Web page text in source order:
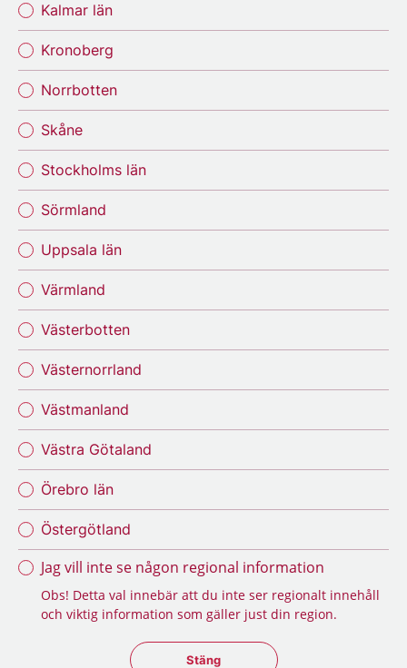
Kalmar län
Kronoberg
Norrbotten
Skåne
Stockholms län
Sörmland
Uppsala län
Värmland
Västerbotten
Västernorrland
Västmanland
Västra Götaland
Örebro län
Östergötland
Jag vill inte se någon regional information
Obs! Detta val innebär att du inte ser regionalt innehåll
och viktig information som gäller just din region.
Stäng regionsväljaren
Stäng